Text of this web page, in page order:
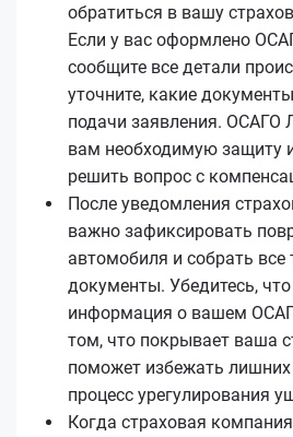
обратиться в вашу
Если у вас оформлено
сообщите все детали
уточните, какие
подачи заявления. ОСАГО
вам необходимую защиту
решить вопрос с
После уведомления
важно зафиксировать
автомобиля и собрать все
документы. Убедитесь, что
информация о вашем
том, что покрывает ваша
поможет избежать лишних
процесс урегулирования
Когда страховая